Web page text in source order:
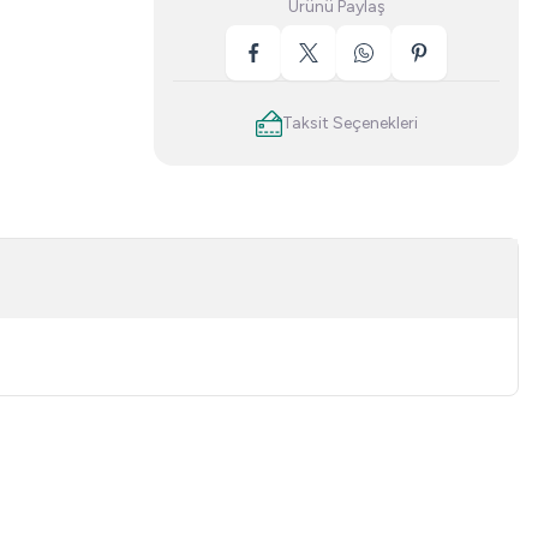
Ürünü Paylaş
Taksit Seçenekleri